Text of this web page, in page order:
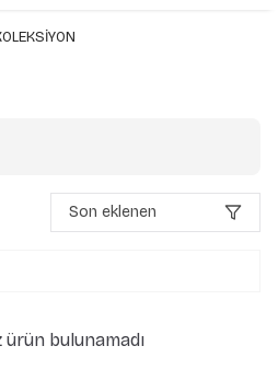
Son eklenen
ürün bulunamadı